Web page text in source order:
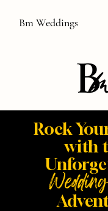
Bm Weddings
Rock
with